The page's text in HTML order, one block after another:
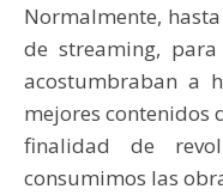
Normalmente, hasta el día de hoy las plataformas
de streaming,
acostumbraban a
mejores contenidos
finalidad de
consumimos las